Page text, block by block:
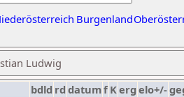
Burgenland
Ludwig
bdld rd datumf Kerg elo+/-